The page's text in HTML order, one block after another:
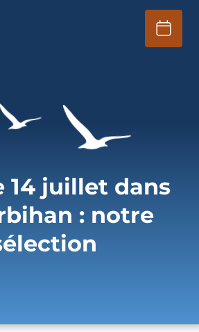
14 juillet dans
: notre